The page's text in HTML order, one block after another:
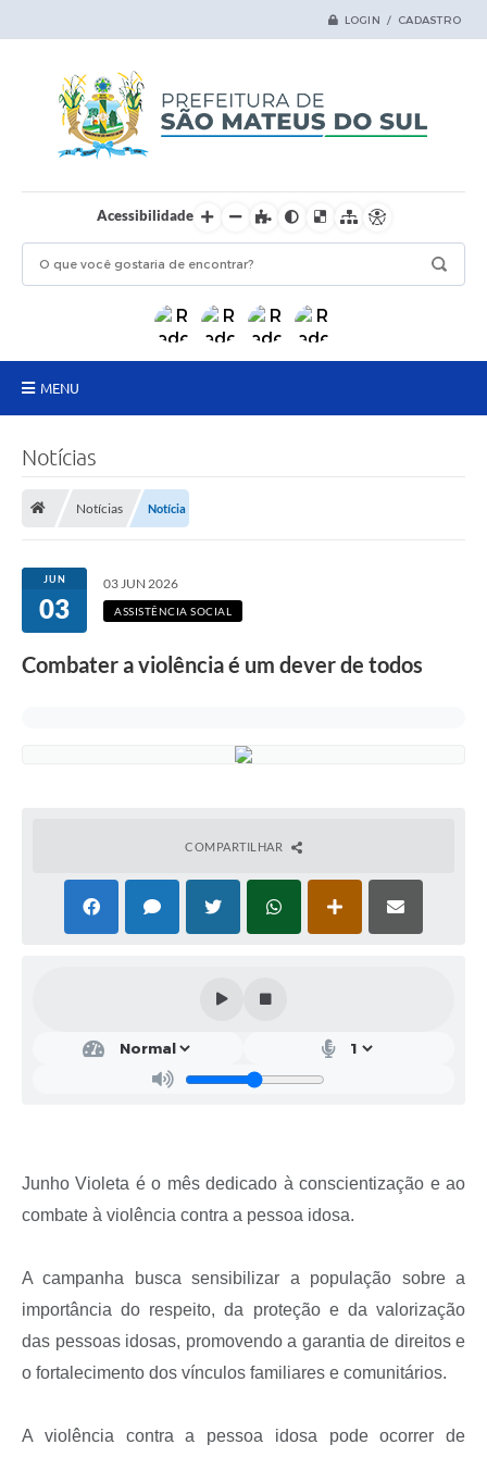
LOGIN / CADASTRO
Acessibilidade
MENU
Transparência
Secretarias
PSS Unificado 2025
Solicitação de Remoção 2025/2026: Instituições Escolares
Chamamento Público para Artistas Locais
Previdência Complementar
Cadastro para Castração
Feriados Municipais
Imprensa
Plantão das Funerárias
Notícias
Notícias Notícia
JUN
03
03 JUN 2026
ASSISTÊNCIA SOCIAL
Combater a violência é um dever de todos
COMPARTILHAR
Junho Violeta é o mês dedicado à conscientização e ao
combate à violência contra a pessoa idosa.
A campanha busca sensibilizar a população sobre a
importância do respeito, da proteção e da valorização
das pessoas idosas, promovendo a garantia de direitos e
o fortalecimento dos vínculos familiares e comunitários.
A violência contra a pessoa idosa pode ocorrer de